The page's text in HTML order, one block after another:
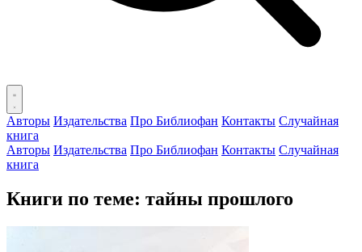
Авторы Издательства Про Библиофан Контакты Случайная
книга
Авторы Издательства Про Библиофан Контакты Случайная
книга
Книги по теме: тайны прошлого